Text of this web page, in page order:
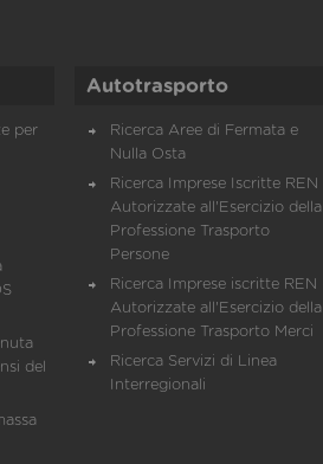
per
del
Autotrasporto
Ricerca Aree di Fermata e
Nulla Osta
Ricerca Imprese Iscritte REN
Autorizzate all'Esercizio della
Professione Trasporto
Persone
Ricerca Imprese iscritte REN
Autorizzate all'Esercizio della
Professione Trasporto Merci
Ricerca Servizi di Linea
Interregionali